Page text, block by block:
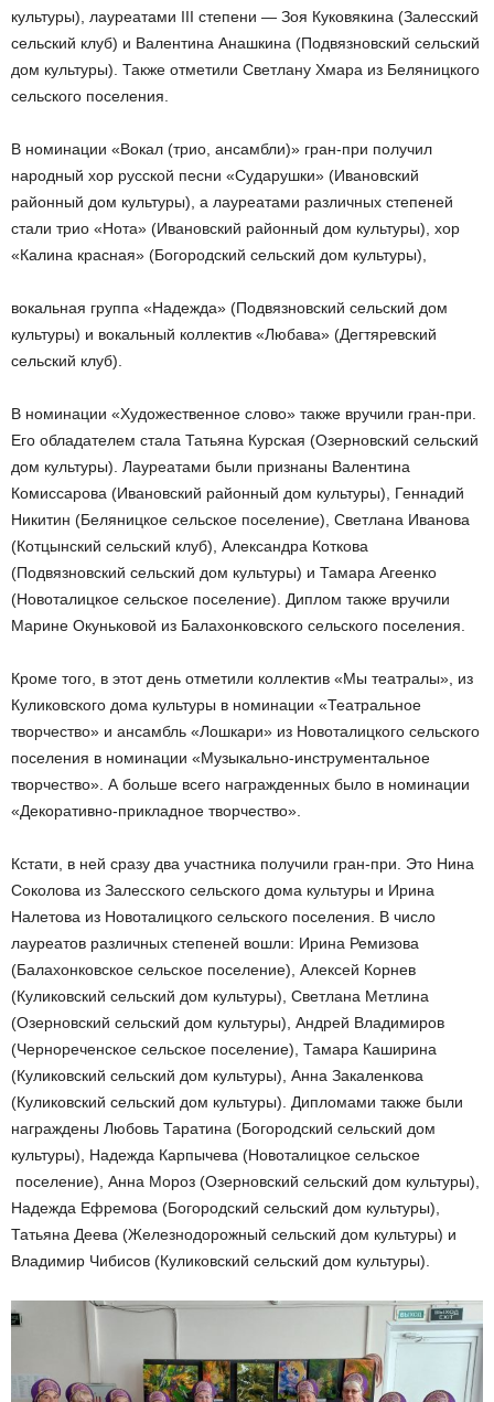
культуры), лауреатами III степени — Зоя Куковякина (Залесский
сельский клуб) и Валентина Анашкина (Подвязновский сельский
дом культуры). Также отметили Светлану Хмара из Беляницкого
сельского поселения.
В номинации «Вокал (трио, ансамбли)» гран-при получил
народный хор русской песни «Сударушки» (Ивановский
районный дом культуры), а лауреатами различных степеней
стали трио «Нота» (Ивановский районный дом культуры), хор
«Калина красная» (Богородский сельский дом культуры),
вокальная группа «Надежда» (Подвязновский сельский дом
культуры) и вокальный коллектив «Любава» (Дегтяревский
сельский клуб).
В номинации «Художественное слово» также вручили гран-при.
Его обладателем стала Татьяна Курская (Озерновский сельский
дом культуры). Лауреатами были признаны Валентина
Комиссарова (Ивановский районный дом культуры), Геннадий
Никитин (Беляницкое сельское поселение), Светлана Иванова
(Котцынский сельский клуб), Александра Коткова
(Подвязновский сельский дом культуры) и Тамара Агеенко
(Новоталицкое сельское поселение). Диплом также вручили
Марине Окуньковой из Балахонковского сельского поселения.
Кроме того, в этот день отметили коллектив «Мы театралы», из
Куликовского дома культуры в номинации «Театральное
творчество» и ансамбль «Лошкари» из Новоталицкого сельского
поселения в номинации «Музыкально-инструментальное
творчество». А больше всего награжденных было в номинации
«Декоративно-прикладное творчество».
Кстати, в ней сразу два участника получили гран-при. Это Нина
Соколова из Залесского сельского дома культуры и Ирина
Налетова из Новоталицкого сельского поселения. В число
лауреатов различных степеней вошли: Ирина Ремизова
(Балахонковское сельское поселение), Алексей Корнев
(Куликовский сельский дом культуры), Светлана Метлина
(Озерновский сельский дом культуры), Андрей Владимиров
(Чернореченское сельское поселение), Тамара Каширина
(Куликовский сельский дом культуры), Анна Закаленкова
(Куликовский сельский дом культуры). Дипломами также были
награждены Любовь Таратина (Богородский сельский дом
культуры), Надежда Карпычева (Новоталицкое сельское
поселение), Анна Мороз (Озерновский сельский дом культуры),
Надежда Ефремова (Богородский сельский дом культуры),
Татьяна Деева (Железнодорожный сельский дом культуры) и
Владимир Чибисов (Куликовский сельский дом культуры).